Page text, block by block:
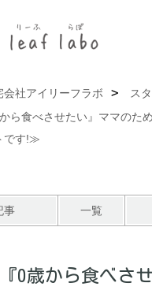
社アイリーフラボ
ス
ら食べさせたい』ママのた
です!≫
事 一覧
0歳から食べさ